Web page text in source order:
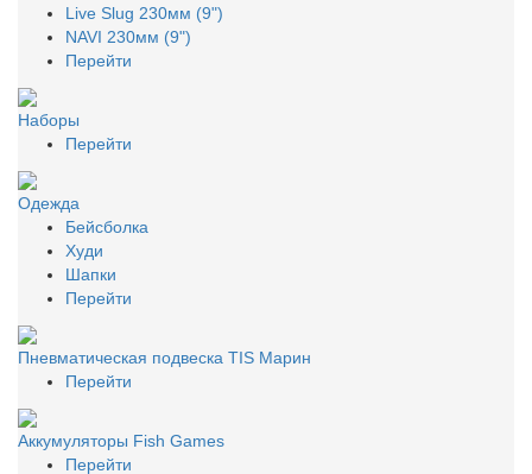
Live Slug 230мм (9")
NAVI 230мм (9")
Перейти
Наборы
Перейти
Одежда
Бейсболка
Худи
Шапки
Перейти
Пневматическая подвеска TIS Марин
Перейти
Аккумуляторы Fish Games
Перейти